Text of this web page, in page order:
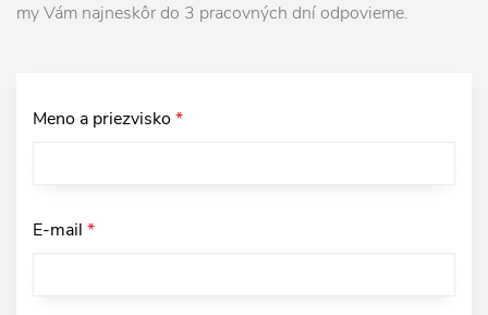
my Vám najneskôr do 3 pracovných dní odpovieme.
Meno a priezvisko *
E-mail *